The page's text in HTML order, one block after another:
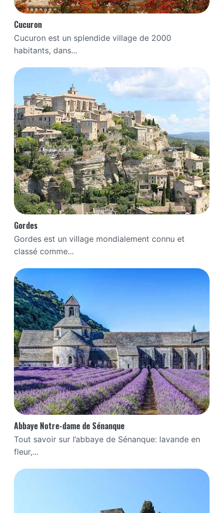
Cucuron
Cucuron est un splendide village de 2000
habitants, dans...
Gordes
Gordes est un village mondialement connu et
classé comme...
Abbaye Notre-dame de Sénanque
Tout savoir sur l’abbaye de Sénanque: lavande en
fleur,...